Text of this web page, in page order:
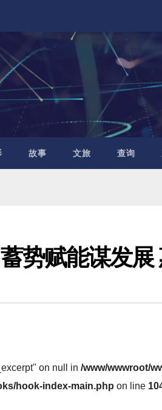
故事 文旅 查询
势赋能谋发
on null in /www/wwwroot/
hook-index-main.php on line